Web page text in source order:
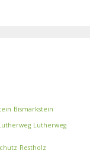
Bismarkstein
Lutherweg
Restholz